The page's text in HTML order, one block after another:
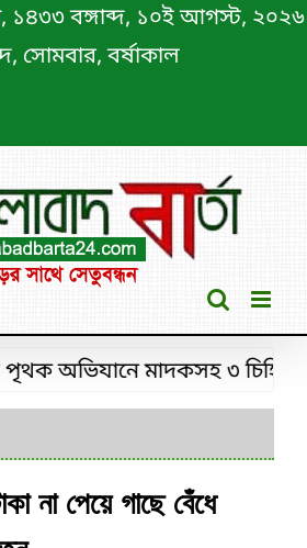
বঙ্গাব্দ, ১০ই আগস্ট, ২০২৬
সোমবার, বর্ষাকাল
অভিযানে মাদকসহ ৩ চিহ্নিত
না পেয়ে গাছে বেঁধে